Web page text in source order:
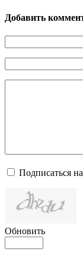
Добавить
Подписаться
Обновить